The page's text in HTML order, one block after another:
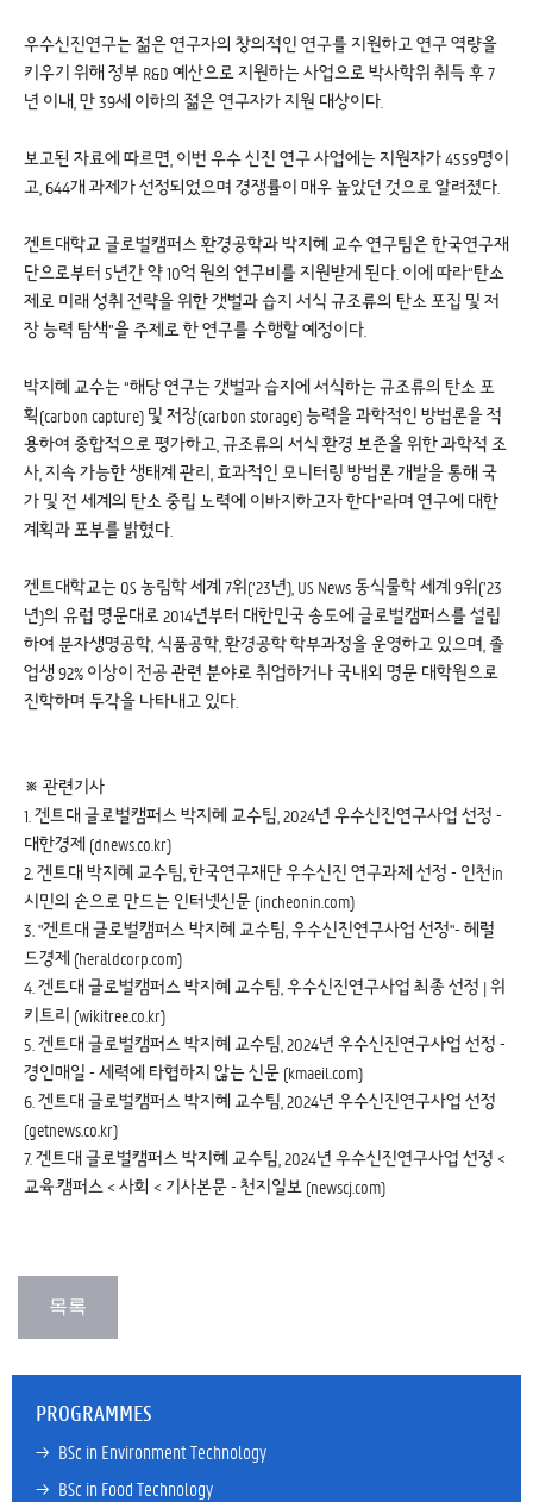
우수신진연구는 젊은 연구자의 창의적인 연구를 지원하고 연구 역량을
키우기 위해 정부 R&D 예산으로 지원하는 사업으로 박사학위 취득 후 7
년 이내, 만 39세 이하의 젊은 연구자가 지원 대상이다.
보고된 자료에 따르면, 이번 우수 신진 연구 사업에는 지원자가 4559명이
고, 644개 과제가 선정되었으며 경쟁률이 매우 높았던 것으로 알려졌다.
겐트대학교 글로벌캠퍼스 환경공학과 박지혜 교수 연구팀은 한국연구재
단으로부터 5년간 약 10억 원의 연구비를 지원받게 된다. 이에 따라“탄소
제로 미래 성취 전략을 위한 갯벌과 습지 서식 규조류의 탄소 포집 및 저
장 능력 탐색”을 주제로 한 연구를 수행할 예정이다.
박지혜 교수는 “해당 연구는 갯벌과 습지에 서식하는 규조류의 탄소 포
획(carbon capture) 및 저장(carbon storage) 능력을 과학적인 방법론을 적
용하여 종합적으로 평가하고, 규조류의 서식 환경 보존을 위한 과학적 조
사, 지속 가능한 생태계 관리, 효과적인 모니터링 방법론 개발을 통해 국
가 및 전 세계의 탄소 중립 노력에 이바지하고자 한다”라며 연구에 대한
계획과 포부를 밝혔다.
겐트대학교는 QS 농림학 세계 7위(‘23년), US News 동식물학 세계 9위(’23
년)의 유럽 명문대로 2014년부터 대한민국 송도에 글로벌캠퍼스를 설립
하여 분자생명공학, 식품공학, 환경공학 학부과정을 운영하고 있으며, 졸
업생 92% 이상이 전공 관련 분야로 취업하거나 국내외 명문 대학원으로
진학하며 두각을 나타내고 있다.
※ 관련기사
1.겐트대 글로벌캠퍼스 박지혜 교수팀, 2024년 우수신진연구사업 선정 -
대한경제 (dnews.co.kr)
2.겐트대 박지혜 교수팀, 한국연구재단 우수신진 연구과제 선정 - 인천in
시민의 손으로 만드는 인터넷신문 (incheonin.com)
3."겐트대 글로벌캠퍼스 박지혜 교수팀, 우수신진연구사업 선정"- 헤럴
드경제 (heraldcorp.com)
4.겐트대 글로벌캠퍼스 박지혜 교수팀, 우수신진연구사업 최종 선정 | 위
키트리 (wikitree.co.kr)
5.겐트대 글로벌캠퍼스 박지혜 교수팀, 2024년 우수신진연구사업 선정 -
경인매일 - 세력에 타협하지 않는 신문 (kmaeil.com)
6.겐트대 글로벌캠퍼스 박지혜 교수팀, 2024년 우수신진연구사업 선정
(getnews.co.kr)
7.겐트대 글로벌캠퍼스 박지혜 교수팀, 2024년 우수신진연구사업 선정 <
교육·캠퍼스 < 사회 < 기사본문 - 천지일보 (newscj.com)
PROGRAMMES
→ BSc in Environment Technology
→ BSc in Food Technology